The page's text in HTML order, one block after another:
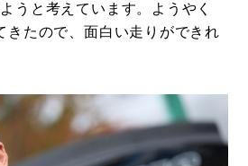
うと考えています。ようやく
きたので、面白い走りができれ